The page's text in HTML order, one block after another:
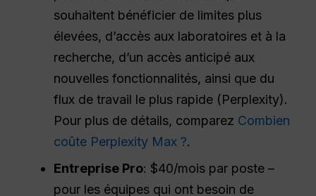
souhaitent bénéficier de limites plus
élevées, d’accès aux laboratoires et à la
recherche, d’un accès anticipé aux
nouvelles fonctionnalités, ainsi que du
flux de travail le plus rapide (Perplexity).
Pour plus de détails, comparez Combien
coûte Perplexity Max ?.
Entreprise Pro: $40/mois par poste –
pour les équipes qui ont besoin de